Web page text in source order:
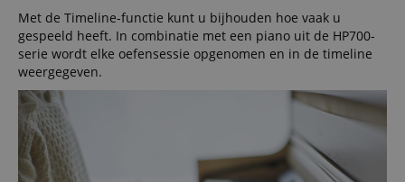
Met de Timeline-functie kunt u bijhouden hoe vaak u
gespeeld heeft. In combinatie met een piano uit de HP700-
serie wordt elke oefensessie opgenomen en in de timeline
weergegeven.